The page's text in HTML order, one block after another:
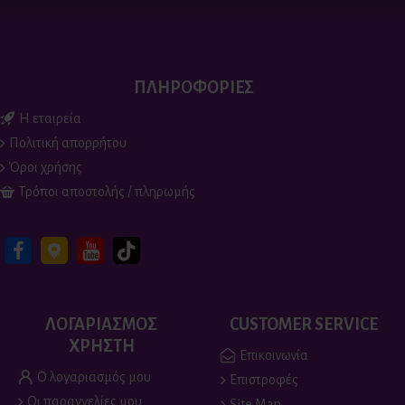
ΠΛΗΡΟΦΟΡΙΕΣ
Η εταιρεία
Πολιτική απορρήτου
Όροι χρήσης
Τρόποι αποστολής / πληρωμής
ΛΟΓΑΡΙΑΣΜΟΣ
ΧΡΗΣΤΗ
Ο λογαριασμός μου
Οι παραγγελίες μου
CUSTOMER SERVICE
Επικοινωνία
Επιστροφές